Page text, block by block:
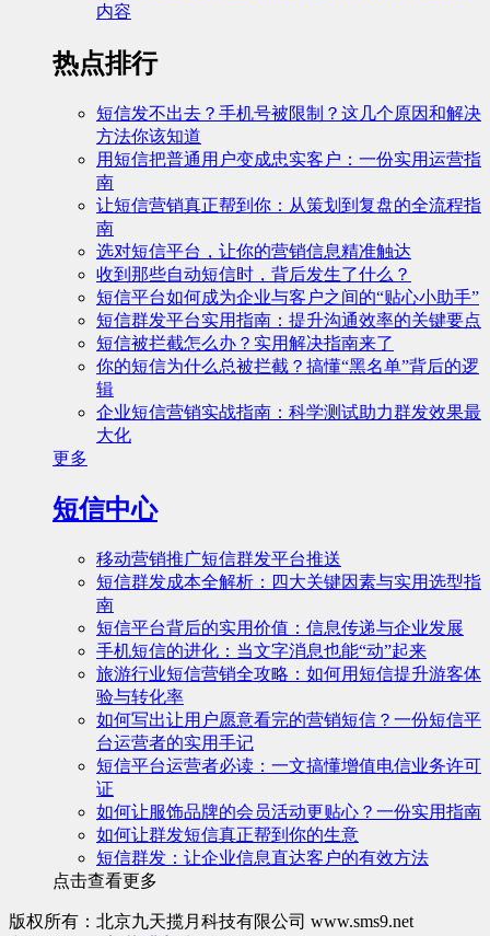
内容
热点排行
短信发不出去？手机号被限制？这几个原因和解决
方法你该知道
用短信把普通用户变成忠实客户：一份实用运营指
南
让短信营销真正帮到你：从策划到复盘的全流程指
南
选对短信平台，让你的营销信息精准触达
收到那些自动短信时，背后发生了什么？
短信平台如何成为企业与客户之间的“贴心小助手”
短信群发平台实用指南：提升沟通效率的关键要点
短信被拦截怎么办？实用解决指南来了
你的短信为什么总被拦截？搞懂“黑名单”背后的逻
辑
企业短信营销实战指南：科学测试助力群发效果最
大化
更多
短信中心
移动营销推广短信群发平台推送
短信群发成本全解析：四大关键因素与实用选型指
南
短信平台背后的实用价值：信息传递与企业发展
手机短信的进化：当文字消息也能“动”起来
旅游行业短信营销全攻略：如何用短信提升游客体
验与转化率
如何写出让用户愿意看完的营销短信？一份短信平
台运营者的实用手记
短信平台运营者必读：一文搞懂增值电信业务许可
证
如何让服饰品牌的会员活动更贴心？一份实用指南
如何让群发短信真正帮到你的生意
短信群发：让企业信息直达客户的有效方法
点击查看更多
版权所有：北京九天揽月科技有限公司 www.sms9.net